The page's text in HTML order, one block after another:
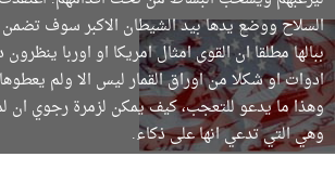
السلاح ووضع يدها بيد الشيطان الاكبر سوف
ببالها مطلقا ان القوى امثال امريكا او اوربا ينظرون
ادوات او شكلا من اوراق القمار ليس الا ولم
وهذا ما يدعو للتعجب، كيف يمكن لزمرة رجوي ان
وهي التي تدعي انها على ذكاء.